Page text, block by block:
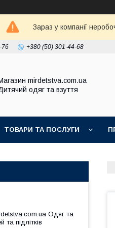
Зараз у компанії
76 +380 (50) 301-44-68
mirdetstva.com.ua
одяг та взуття
ТОВАРИ ТА ПОСЛУГИ
Одяг та
та підлітків